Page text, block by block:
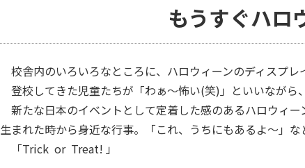
もうすぐハロ
校舎内のいろいろなところに、ハロウィーンのディスプレ
登校してきた児童たちが「わぁ～怖い(笑)」といいながら
新たな日本のイベントとして定着した感のあるハロウィ
生まれた時から身近な行事。「これ、うちにもあるよ～」
「Trick or Treat! 」